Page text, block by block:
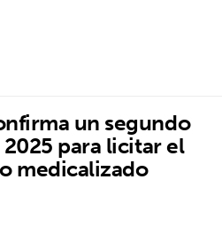
un segundo
para licitar el
medicalizado